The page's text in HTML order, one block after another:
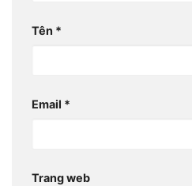
Tên *
Email *
Trang web